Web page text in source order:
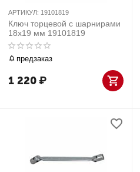
АРТИКУЛ: 19101819
Ключ торцевой с шарнирами
18x19 мм 19101819
предзаказ
1 220₽